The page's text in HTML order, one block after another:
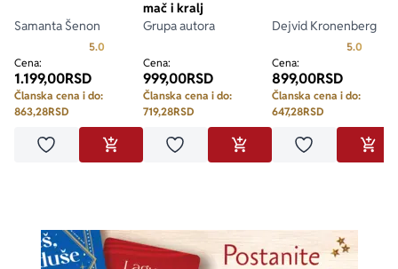
Samanta Šenon
5.0
Cena:
1.199,00RSD
Članska cena i do:
863,28RSD
Dodaj u omiljeneDODAJ U KORPU
mač i kralj
Grupa autora
Cena:
999,00RSD
Članska cena i do:
719,28RSD
Dodaj u omiljeneDODAJ U KORPU
Dejvid Kronenberg
5.0
Cena:
899,00RSD
Članska cena i do:
647,28RSD
Dodaj u